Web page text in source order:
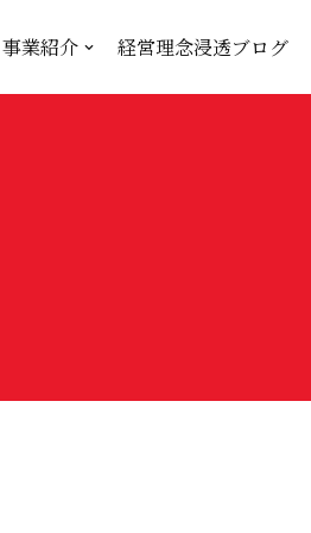
事業紹介 経営理念浸透ブログ